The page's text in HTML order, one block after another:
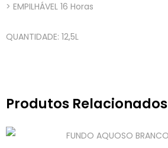
> EMPILHÁVEL 16 Horas
QUANTIDADE: 12,5L
Produtos Relacionados